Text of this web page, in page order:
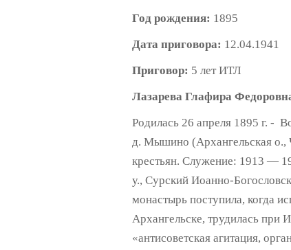
Год рождения: 1895
Дата приговора: 12.04.1941
Приговор: 5 лет ИТЛ
Лазарева Глафира
Родилась 26 апреля 1895 г. -
д. Мышино (Архангельская
крестьян. Служение: 1913 —
у., Сурский Иоанно-
монастырь поступила, когда
Архангельске, трудилась при
«антисоветская агитация,